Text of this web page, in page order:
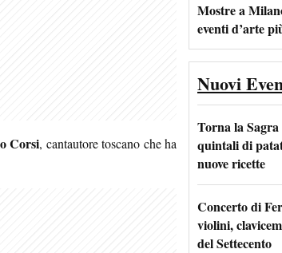
Corsi, cantautore toscano che ha
Mostre a
eventi d’arte
Nuovi
Torna la
quintali di
nuove ricette
Concerto di
violini,
del Settecento